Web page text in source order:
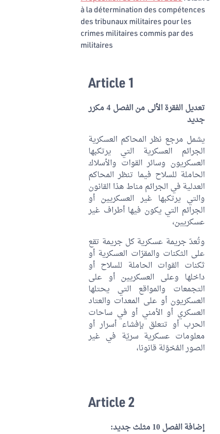
à la détermination des compétences
des tribunaux militaires pour les
crimes militaires commis par des
militaires
Article 1
تعديل الفقرة الألى من الفصل 4 مكرر
جديد
يشمل مرجع نظر المحاكم العسكرية
الجرائم العسكرية التي يرتكبها
العسكريون وسائر القوات والأسلاك
الحاملة للسلاح فيما تنظر المحاكم
العدلية في الجرائم مناط هذا القانون
والتي يرتكبها غير العسكريين أو
الجرائم التي يكون فيها أطراف غير
عسكريين،
وتُعدّ جريمة عسكرية كل جريمة تقع
على الثكنات والمقرّات العسكرية أو
ثكنات القوات الحاملة للسلاح أو
داخلها وعلى العسكريين أو على
التجمعات والمواقع التي يحتلها
العسكريون أو على المعدات والعتاد
العسكري أو الأمني أو في ساحات
الحرب أو تتعلق بإفشاء أسرار أو
معلومات عسكرية سريّة في غير
الصور المُخوّلة قانونا،
Article 2
إضافة الفصل 10 مثلث جديد: